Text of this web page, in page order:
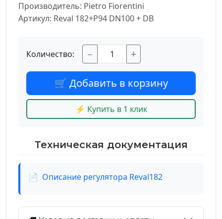
Производитель: Pietro Fiorentini
Артикул: Reval 182+P94 DN100 + DB
Количество: − +
🛒 Добавить в корзину
⚡ Купить в 1 клик
Техническая документация
📄 Описание регулятора Reval182